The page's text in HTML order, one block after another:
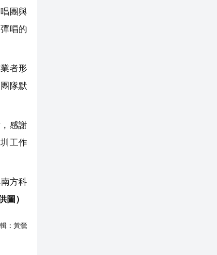
團與
唱的
者形
隊默
感謝
工作
方科
圖）
： 黃鶯